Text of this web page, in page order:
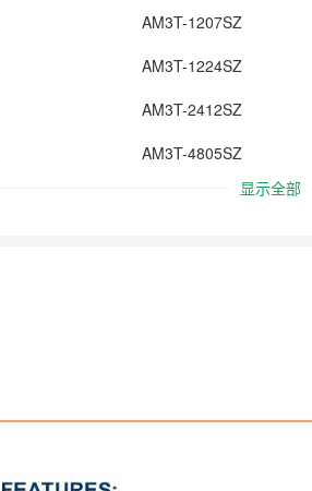
AM3T-1207SZ
AM3T-1224SZ
AM3T-2412SZ
AM3T-4805SZ
显示全部